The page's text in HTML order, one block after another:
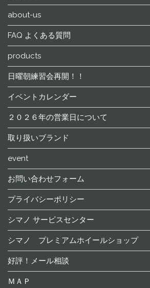
about-us
FAQ よくある質問
products
日曜朝練習会再開！！
イベントカレンダー
２０２６年の営業日について
取り扱いブランド
event
お問い合わせフォーム
プライバシーポリシー
シマノ サービスセンター
シマノ プレミアムホイールショップ
好評！メール相談
ＭＡＰ